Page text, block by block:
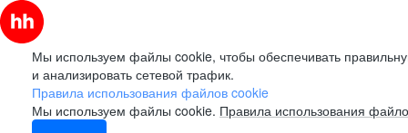
Мы используем файлы cookie, чтобы обеспечивать
и анализировать сетевой трафик.
Правила использования файлов cookie
Мы используем файлы cookie. Правила использования